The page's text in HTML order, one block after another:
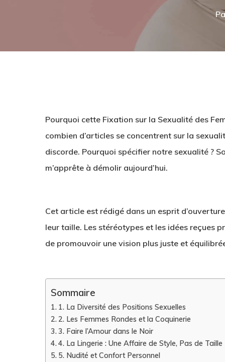
Pourquoi cette Fixation sur la Sexualité des
combien d’articles se concentrent sur la
discorde. Pourquoi spécifier notre sexualité ?
m’apprête à démolir aujourd’hui.
Cet article est rédigé dans un esprit
leur taille. Les stéréotypes et les idées reçues
de promouvoir une vision plus juste et
Sommaire
1. La Diversité des Positions Sexuelles
2. Les Femmes Rondes et la Coquinerie
3. Faire l’Amour dans le Noir
4. La Lingerie : Une Affaire de Style, Pas de Taille
5. Nudité et Confort Personnel